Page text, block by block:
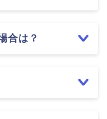
合は？